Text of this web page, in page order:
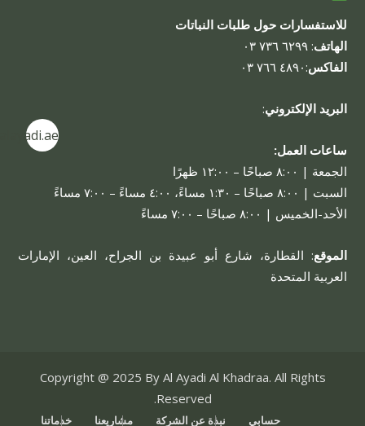
للاستفسارات حول طلبات النباتات
الهاتف: ٦٢٩٩ ٧٣٦ ٠٣
الفاكس:٤٨٩٠ ٧٦٦ ٠٣
البريد الإلكتروني:
ساعات العمل:
الجمعة | ٨:٠٠ صباحًا – ١٢:٠٠ ظهرًا
السبت | ٨:٠٠ صباحًا – ١:٣٠ مساءً، ٤:٠٠ مساءً – ٧:٠٠ مساءً
الأحد-الخميس | ٨:٠٠ صباحًا – ٧:٠٠ مساءً
الموقع: القطارة، شارع أبو عبيدة بن الجراح، العين، الإمارات
العربية المتحدة
Copyright @ 2025 By Al Ayadi Al Khadraa. All Rights
Reserved.
حسابي نبذة عن الشركة مشاريعنا خدماتنا